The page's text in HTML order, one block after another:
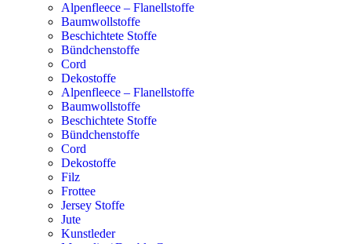
Alpenfleece – Flanellstoffe
Baumwollstoffe
Beschichtete Stoffe
Bündchenstoffe
Cord
Dekostoffe
Alpenfleece – Flanellstoffe
Baumwollstoffe
Beschichtete Stoffe
Bündchenstoffe
Cord
Dekostoffe
Filz
Frottee
Jersey Stoffe
Jute
Kunstleder